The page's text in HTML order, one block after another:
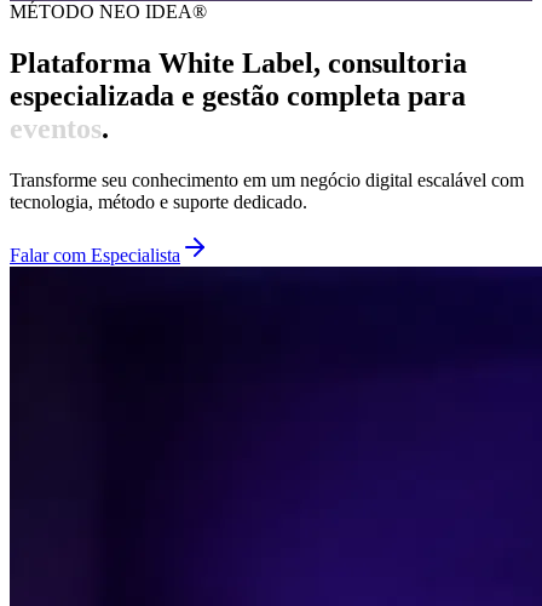
MÉTODO NEO IDEA®
Plataforma White Label, consultoria
especializada e gestão completa para
mentorias
Transforme seu conhecimento em um negócio digital escalável com
tecnologia, método e suporte dedicado.
Falar com Especialista